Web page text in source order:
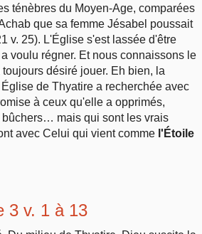
ténèbres du Moyen-Age, comparées
que sa femme Jésabel poussait
v. 25). L'Église s'est lassée d'être
voulu régner. Et nous connaissons le
désiré jouer. Eh bien, la
de Thyatire a recherchée avec
à ceux qu'elle a opprimés,
bûchers… mais qui sont les vrais
avec Celui qui vient comme l'Étoile
3 v. 1 à 13